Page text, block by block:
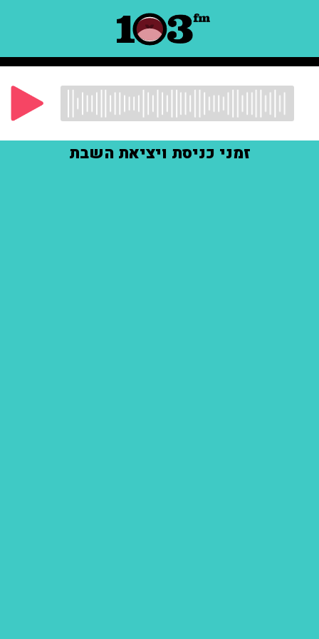
זמני כניסת ויציאת השבת